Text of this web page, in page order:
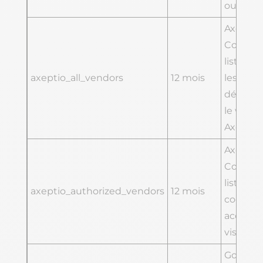
ou non
axeptio_all_vendors 12 mois
Axeptio.
liste de
les
le
Axeptio
axeptio_authorized_vendors 12 mois
Axeptio.
liste des
cookies
visiteur.
Google.